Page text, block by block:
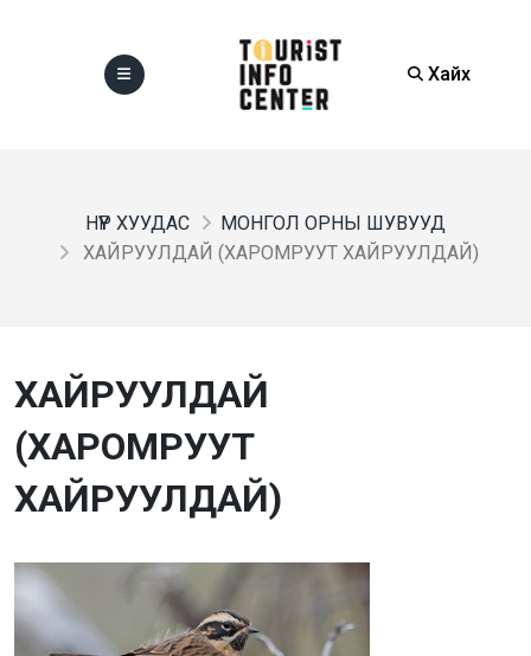
Хайх
НҮҮР ХУУДАС
МОНГОЛ ОРНЫ ШУВУУД
ХАЙРУУЛДАЙ (ХАРОМРУУТ ХАЙРУУЛДАЙ)
ХАЙРУУЛДАЙ
(ХАРОМРУУТ
ХАЙРУУЛДАЙ)